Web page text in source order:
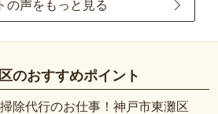
の声をもっと見る
のおすすめポイント
除代行のお仕事！神戸市東灘区